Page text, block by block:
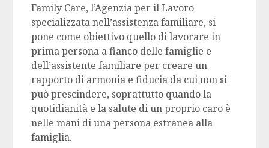
Family Care, l’Agenzia per il Lavoro
specializzata nell’assistenza familiare, si
pone come obiettivo quello di lavorare in
prima persona a fianco delle famiglie e
dell’assistente familiare per creare un
rapporto di armonia e fiducia da cui non si
può prescindere, soprattutto quando la
quotidianità e la salute di un proprio caro è
nelle mani di una persona estranea alla
famiglia.